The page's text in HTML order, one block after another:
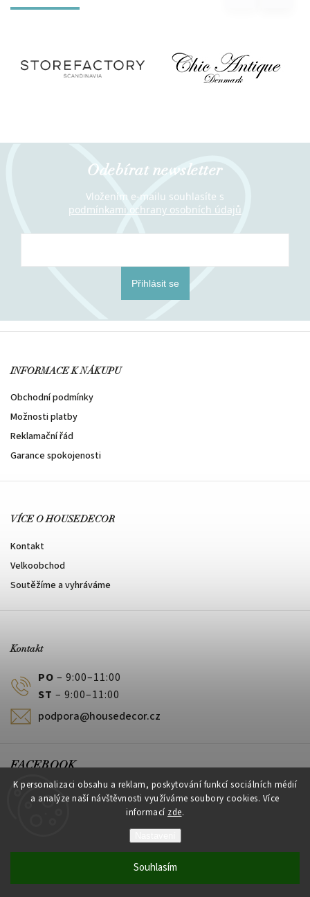
K personalizaci obsahu a reklam, poskytování funkcí sociálních médií
a analýze naší návštěvnosti využíváme soubory cookies. Více
informací zde.
Souhlasím
Odebírat newsletter
Vložením e-mailu souhlasíte s
podmínkami ochrany osobních údajů
Přihlásit se
INFORMACE K NÁKUPU
Obchodní podmínky
Možnosti platby
Reklamační řád
Garance spokojenosti
VÍCE O HOUSEDECOR
Kontakt
Velkoobchod
Soutěžíme a vyhráváme
Kontakt
PO – 9:00–11:00
ST – 9:00–11:00
podpora@housedecor.cz
FACEBOOK